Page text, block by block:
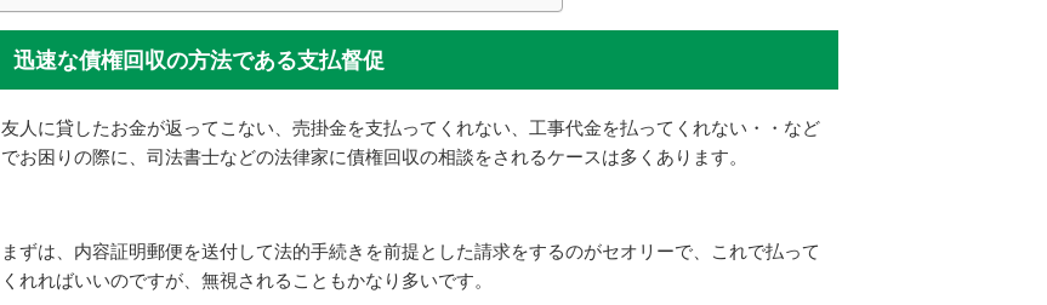
迅速な債権回収の方法である支払督促
友人に貸したお金が返ってこない、売掛金を支払ってくれない、工事代金を払ってくれない・・など
でお困りの際に、司法書士などの法律家に債権回収の相談をされるケースは多くあります。
まずは、内容証明郵便を送付して法的手続きを前提とした請求をするのがセオリーで、これで払って
くれればいいのですが、無視されることもかなり多いです。